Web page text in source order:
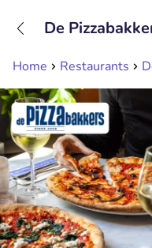
Home Restaurants
De